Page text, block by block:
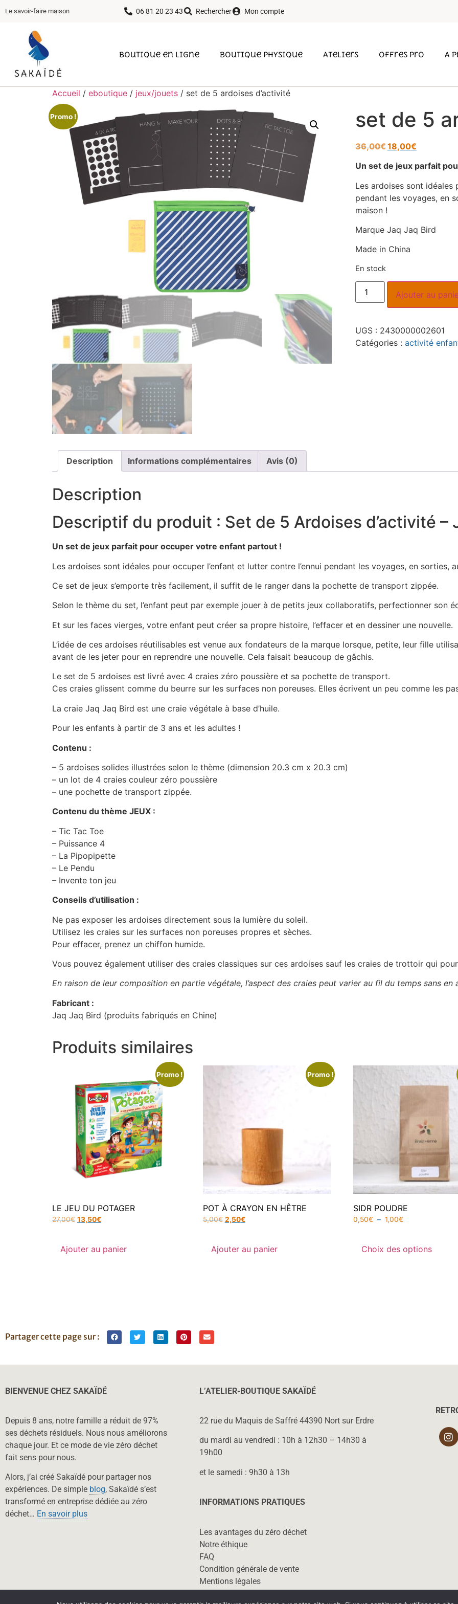
Le savoir-faire maison 06 81 20 23 43 Rechercher Mon compte
Boutique en ligne Boutique physique Ateliers Offres pro A
Accueil / eboutique / jeux/jouets / set de 5 ardoises d’activité
Promo ! set de 5
36,00€18,00€
Un set de jeux parfait
Les ardoises sont idéales
pendant les voyages, en
maison !
Marque Jaq Jaq Bird
Made in China
En stock
Ajouter au
UGS : 2430000002601
Catégories : activité
Description Informations complémentaires Avis (0)
Description
Descriptif du produit : Set de 5 Ardoises d’activité –
Un set de jeux parfait pour occuper votre enfant partout !
Les ardoises sont idéales pour occuper l’enfant et lutter contre l’ennui pendant les voyages, en sorties,
Ce set de jeux s’emporte très facilement, il suffit de le ranger dans la pochette de transport zippée.
Selon le thème du set, l’enfant peut par exemple jouer à de petits jeux collaboratifs, perfectionner son
Et sur les faces vierges, votre enfant peut créer sa propre histoire, l’effacer et en dessiner une nouvelle.
L’idée de ces ardoises réutilisables est venue aux fondateurs de la marque lorsque, petite, leur fille
avant de les jeter pour en reprendre une nouvelle. Cela faisait beaucoup de gâchis.
Le set de 5 ardoises est livré avec 4 craies zéro poussière et sa pochette de transport.
Ces craies glissent comme du beurre sur les surfaces non poreuses. Elles écrivent un peu comme les
La craie Jaq Jaq Bird est une craie végétale à base d’huile.
Pour les enfants à partir de 3 ans et les adultes !
Contenu :
– 5 ardoises solides illustrées selon le thème (dimension 20.3 cm x 20.3 cm)
– un lot de 4 craies couleur zéro poussière
– une pochette de transport zippée.
Contenu du thème JEUX :
– Tic Tac Toe
– Puissance 4
– La Pipopipette
– Le Pendu
– Invente ton jeu
Conseils d’utilisation :
Ne pas exposer les ardoises directement sous la lumière du soleil.
Utilisez les craies sur les surfaces non poreuses propres et sèches.
Pour effacer, prenez un chiffon humide.
Vous pouvez également utiliser des craies classiques sur ces ardoises sauf les craies de trottoir qui
En raison de leur composition en partie végétale, l’aspect des craies peut varier au fil du temps sans en
Fabricant :
Jaq Jaq Bird (produits fabriqués en Chine)
Produits similaires
Promo !
LE JEU DU POTAGER
27,00€ 13,50€
Ajouter au panier
Promo !
POT À CRAYON EN HÊTRE
5,00€ 2,50€
Ajouter au panier
SIDR POUDRE
0,50€ – 1,00€
Choix des options
Partager cette page sur :
BIENVENUE CHEZ SAKAÏDÉ
Depuis 8 ans, notre famille a réduit de 97%
ses déchets résiduels. Nous nous améliorons
chaque jour. Et ce mode de vie zéro déchet
fait sens pour nous.
Alors, j’ai créé Sakaïdé pour partager nos
expériences. De simple blog, Sakaïdé s’est
transformé en entreprise dédiée au zéro
déchet… En savoir plus
L’ATELIER-BOUTIQUE SAKAÏDÉ
22 rue du Maquis de Saffré 44390 Nort sur Erdre
du mardi au vendredi : 10h à 12h30 – 14h30 à
19h00
et le samedi : 9h30 à 13h
INFORMATIONS PRATIQUES
Les avantages du zéro déchet
Notre éthique
FAQ
Condition générale de vente
Mentions légales